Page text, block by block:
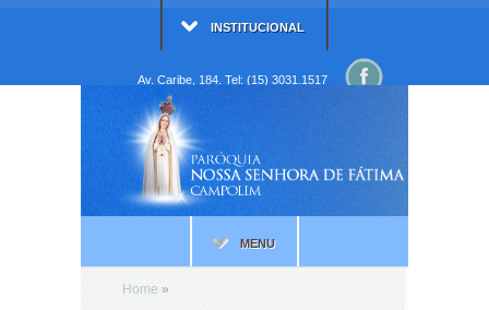
INSTITUCIONAL
Av. Caribe, 184. Tel: (15) 3031.1517
MENU
Home »